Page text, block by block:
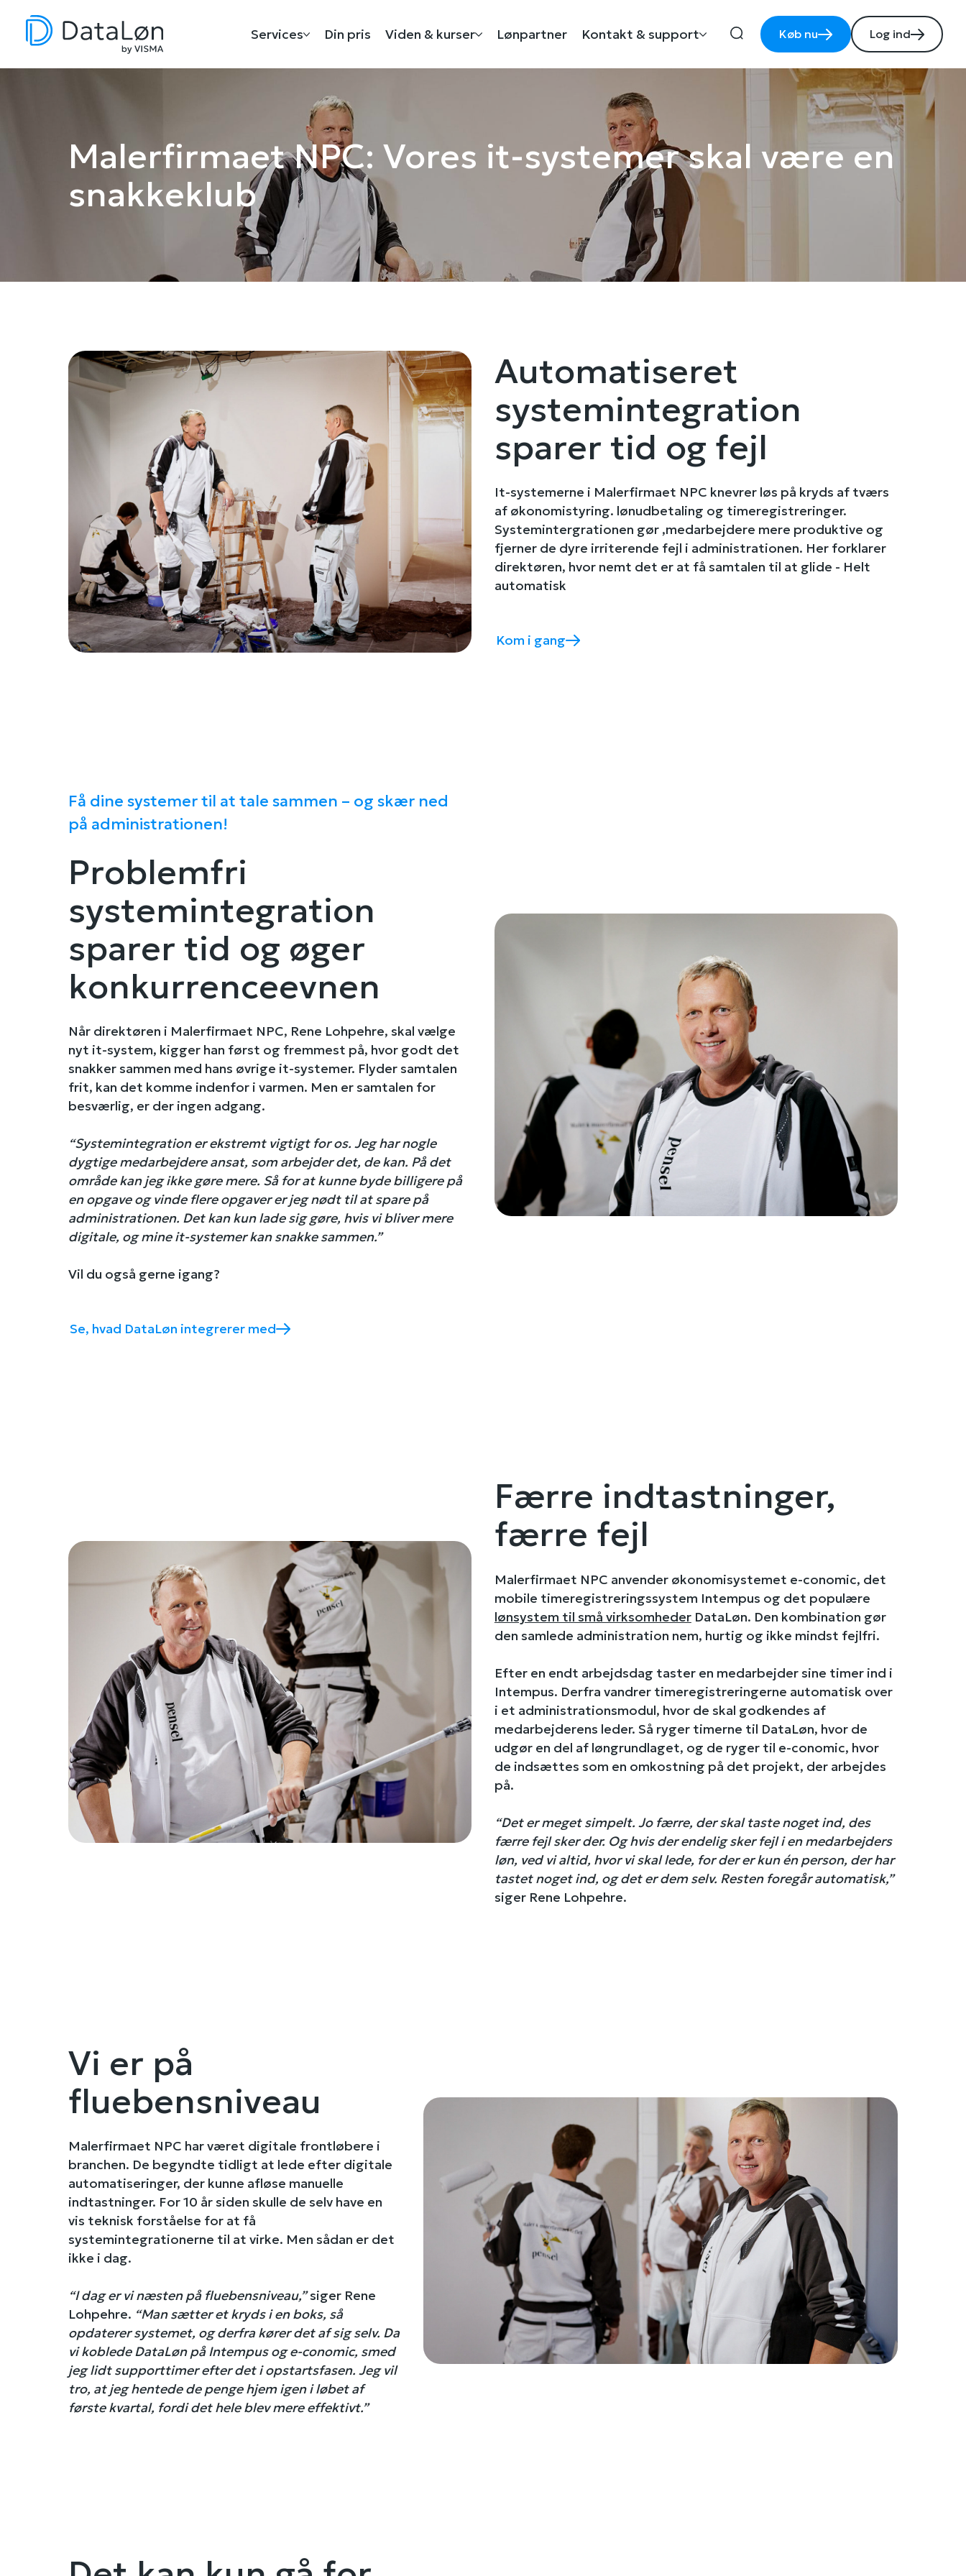
Services Din pris Viden & kurser Lønpartner Kontakt & support Køb nu Log ind
Malerfirmaet NPC: Vores it-systemer skal være en
snakkeklub
Automatiseret
systemintegration
sparer tid og fejl
It-systemerne i Malerfirmaet NPC knevrer løs på kryds af tværs
af økonomistyring. lønudbetaling og timeregistreringer.
Systemintergrationen gør ,medarbejdere mere produktive og
fjerner de dyre irriterende fejl i administrationen. Her forklarer
direktøren, hvor nemt det er at få samtalen til at glide - Helt
automatisk
Kom i gang
Få dine systemer til at tale sammen – og skær ned
på administrationen!
Problemfri
systemintegration
sparer tid og øger
konkurrenceevnen
Når direktøren i Malerfirmaet NPC, Rene Lohpehre, skal vælge
nyt it-system, kigger han først og fremmest på, hvor godt det
snakker sammen med hans øvrige it-systemer. Flyder samtalen
frit, kan det komme indenfor i varmen. Men er samtalen for
besværlig, er der ingen adgang.
“Systemintegration er ekstremt vigtigt for os. Jeg har nogle
dygtige medarbejdere ansat, som arbejder det, de kan. På det
område kan jeg ikke gøre mere. Så for at kunne byde billigere på
en opgave og vinde flere opgaver er jeg nødt til at spare på
administrationen. Det kan kun lade sig gøre, hvis vi bliver mere
digitale, og mine it-systemer kan snakke sammen.”
Vil du også gerne igang?
Se, hvad DataLøn integrerer med
Færre indtastninger,
færre fejl
Malerfirmaet NPC anvender økonomisystemet e-conomic, det
mobile timeregistreringssystem Intempus og det populære
lønsystem til små virksomhederDataLøn. Den kombination gør
den samlede administration nem, hurtig og ikke mindst fejlfri.
Efter en endt arbejdsdag taster en medarbejder sine timer ind i
Intempus. Derfra vandrer timeregistreringerne automatisk over
i et administrationsmodul, hvor de skal godkendes af
medarbejderens leder. Så ryger timerne til DataLøn, hvor de
udgør en del af løngrundlaget, og de ryger til e-conomic, hvor
de indsættes som en omkostning på det projekt, der arbejdes
på.
“Det er meget simpelt. Jo færre, der skal taste noget ind, des
færre fejl sker der. Og hvis der endelig sker fejl i en medarbejders
løn, ved vi altid, hvor vi skal lede, for der er kun én person, der har
tastet noget ind, og det er dem selv. Resten foregår automatisk,”
siger Rene Lohpehre.
Vi er på
fluebensniveau
Malerfirmaet NPC har været digitale frontløbere i
branchen. De begyndte tidligt at lede efter digitale
automatiseringer, der kunne afløse manuelle
indtastninger. For 10 år siden skulle de selv have en
vis teknisk forståelse for at få
systemintegrationerne til at virke. Men sådan er det
ikke i dag.
“I dag er vi næsten på fluebensniveau,”siger Rene
Lohpehre. “Man sætter et kryds i en boks, så
opdaterer systemet, og derfra kører det af sig selv. Da
vi koblede DataLøn på Intempus og e-conomic, smed
jeg lidt supporttimer efter det i opstartsfasen. Jeg vil
tro, at jeg hentede de penge hjem igen i løbet af
første kvartal, fordi det hele blev mere effektivt.”